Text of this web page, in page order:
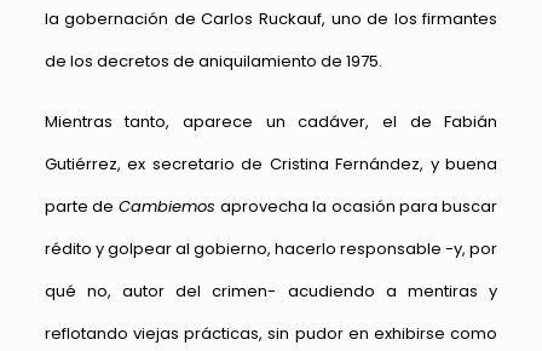
la gobernación de Carlos Ruckauf, uno de los firmantes
de los decretos de aniquilamiento de 1975.
Mientras tanto, aparece un cadáver, el de Fabián
Gutiérrez, ex secretario de Cristina Fernández, y buena
parte de Cambiemos aprovecha la ocasión para buscar
rédito y golpear al gobierno, hacerlo responsable -y, por
qué no, autor del crimen- acudiendo a mentiras y
reflotando viejas prácticas, sin pudor en exhibirse como